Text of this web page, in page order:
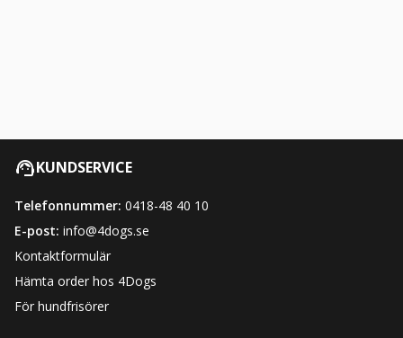
KUNDSERVICE
Telefonnummer: 0418-48 40 10
E-post: info@4dogs.se
Kontaktformulär
Hämta order hos 4Dogs
För hundfrisörer